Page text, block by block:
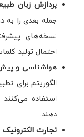
پردازش زبان
جمله بعدی را به
نسخه‌های
احتمال تولید
هواشناسی و
الگوریتم برای
استفاده می‌کنند
دهند.
تجارت